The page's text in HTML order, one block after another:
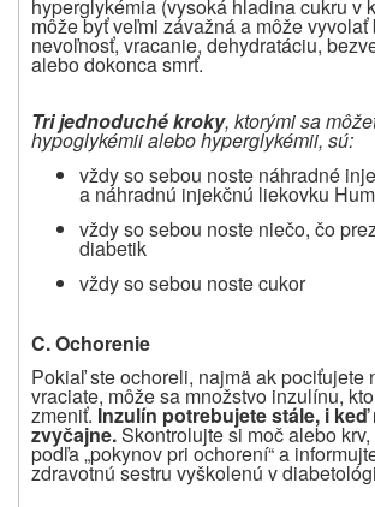
hyperglykémia (vysoká hladina cukru v
môže byť veľmi závažná a môže vyvolať
nevoľnosť, vracanie, dehydratáciu,
alebo dokonca smrť.
Tri jednoduché kroky, ktorými sa
hypoglykémii alebo hyperglykémii, sú:
vždy so sebou noste náhradné
a náhradnú injekčnú liekovku
vždy so sebou noste niečo, čo
diabetik
vždy so sebou noste cukor
C. Ochorenie
Pokiaľ ste ochoreli, najmä ak pociťujete
vraciate, môže sa množstvo inzulínu,
zmeniť. Inzulín potrebujete stále, i keď
zvyčajne.Skontrolujte si moč alebo
podľa „pokynov pri ochorení“ a
zdravotnú sestru vyškolenú v